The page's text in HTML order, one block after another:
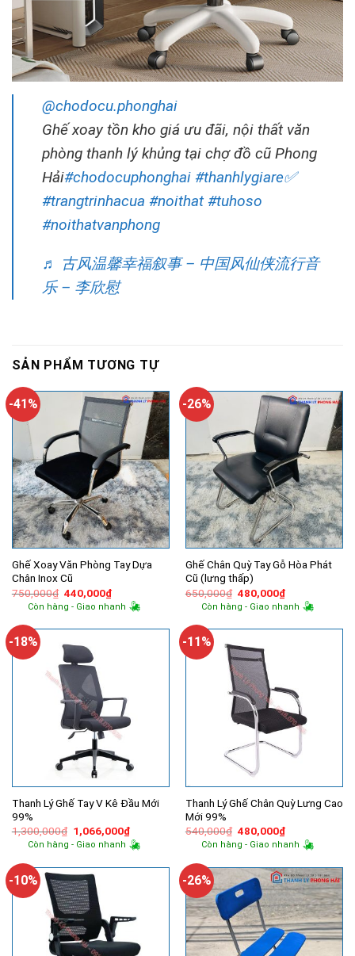
@chodocu.phonghai
Ghế xoay tồn kho giá ưu đãi, nội thất văn
phòng thanh lý khủng tại chợ đồ cũ Phong
Hải#chodocuphonghai #thanhlygiare✅
#trangtrinhacua #noithat #tuhoso
#noithatvanphong
♬ 古风温馨幸福叙事 – 中国风仙侠流行音
乐 – 李欣慰
SẢN PHẨM TƯƠNG TỰ
-41%
Ghế Xoay Văn Phòng Tay Dựa
Chân Inox Cũ
750,000₫ Giá
gốc
là:
440,000₫Giá
hiện
tại
440,000₫.
Còn hàng - Giao nhanh
-26%
Ghế Chân Quỳ Tay Gỗ Hòa Phát
Cũ (lưng thấp)
650,000₫ Giá
gốc
là:
480,000₫Giá
hiện
tại
480,000₫.
Còn hàng - Giao nhanh
-18%
Thanh Lý Ghế Tay V Kê Đầu Mới
99%
1,300,000₫ Giá
gốc
là:
1,066,000₫Giá
hiện
tại
1,066,000₫.
Còn hàng - Giao nhanh
-11%
Thanh Lý Ghế Chân Quỳ Lưng Cao
Mới 99%
540,000₫ Giá
gốc
là:
480,000₫Giá
hiện
tại
480,000₫.
Còn hàng - Giao nhanh
-10% -26%